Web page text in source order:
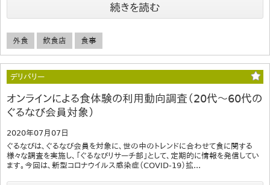
続きを読む
外食 飲食店 食事
デリバリー
オンラインによる食体験の利用動向調査（20代～60代の
ぐるなび会員対象）
2020年07月07日
ぐるなびは、ぐるなび会員を対象に、世の中のトレンドに合わせて食に関する
様々な調査を実施し、「ぐるなびリサーチ部」として、定期的に情報を発信してい
ます。今回は、新型コロナウイルス感染症（COVID-19）拡...